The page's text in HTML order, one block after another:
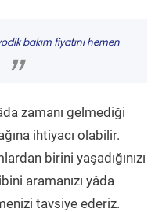
bakım fiyatını hemen
”
zamanı gelmediği
ihtiyacı olabilir.
birini yaşadığınızı
aramanızı yâda
tavsiye ederiz.